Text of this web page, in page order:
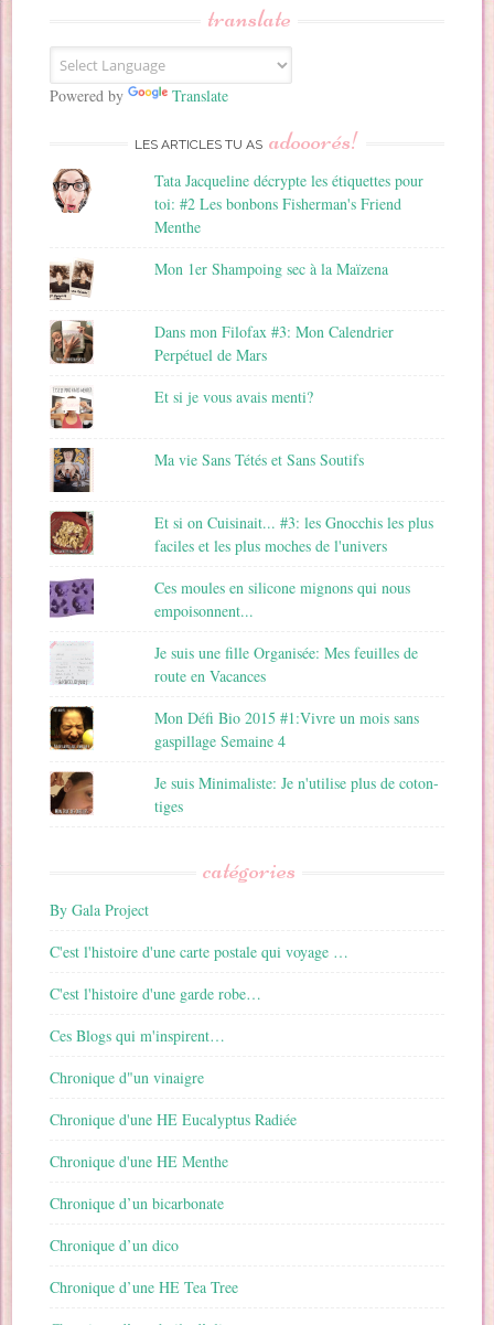
E
m
a
translate
Powered by Translate
LES ARTICLES TU AS adooorés!
Tata Jacqueline décrypte les étiquettes pour
toi: #2 Les bonbons Fisherman's Friend
Menthe
Mon 1er Shampoing sec à la Maïzena
Dans mon Filofax #3: Mon Calendrier
Perpétuel de Mars
Et si je vous avais menti?
Ma vie Sans Tétés et Sans Soutifs
Et si on Cuisinait... #3: les Gnocchis les plus
faciles et les plus moches de l'univers
Ces moules en silicone mignons qui nous
empoisonnent...
Je suis une fille Organisée: Mes feuilles de
route en Vacances
Mon Défi Bio 2015 #1:Vivre un mois sans
gaspillage Semaine 4
Je suis Minimaliste: Je n'utilise plus de coton-
tiges
catégories
By Gala Project
C'est l'histoire d'une carte postale qui voyage …
C'est l'histoire d'une garde robe…
Ces Blogs qui m'inspirent…
Chronique d"un vinaigre
Chronique d'une HE Eucalyptus Radiée
Chronique d'une HE Menthe
Chronique d’un bicarbonate
Chronique d’un dico
Chronique d’une HE Tea Tree